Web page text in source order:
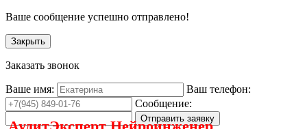
Ваше сообщение успешно отправлено!
Закрыть
Заказать звонок
Ваше имя:
Ваш телефон:
Сообщение: